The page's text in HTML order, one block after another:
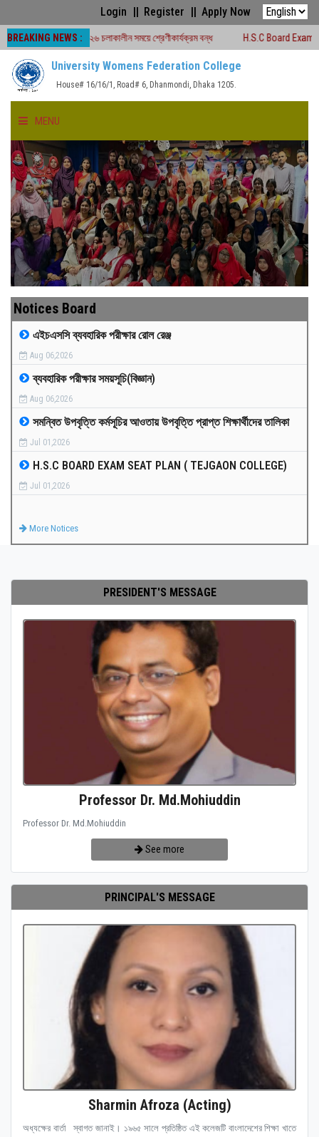
Login Register Apply Now
BREAKING NEWS :
-২০২৬ চলাকালীন সময়ে শ্রেণীকার্যক্রম বন্ধ H.S.C Board Exam Seat Plan (
University Womens Federation College
House# 16/16/1, Road# 6, Dhanmondi, Dhaka 1205.
MENU
HOME
ABOUT US
FACULTIES
ACADEMICS
GALLERY
MEDIA
PAYMENT
CO-CURRICULUM
RESULTS
Notices Board
এইচএসসি ব্যবহারিক পরীক্ষার রোল রেঞ্জ
Aug 06,2026
ব্যবহারিক পরীক্ষার সময়সূচি(বিজ্ঞান)
Aug 06,2026
সমন্বিত উপবৃত্তি কর্মসূচির আওতায় উপবৃত্তি প্রাপ্ত শিক্ষার্থীদের তালিকা
Jul 01,2026
H.S.C BOARD EXAM SEAT PLAN ( TEJGAON COLLEGE)
Jul 01,2026
More Notices
PRESIDENT'S MESSAGE
Professor Dr. Md.Mohiuddin
Professor Dr. Md.Mohiuddin
See more
PRINCIPAL'S MESSAGE
Sharmin Afroza (Acting)
অধ্যক্ষের বার্তা স্বাগত জানাই। ১৯৬৫ সালে প্রতিষ্ঠিত এই কলেজটি বাংলাদেশের শিক্ষা খাতে